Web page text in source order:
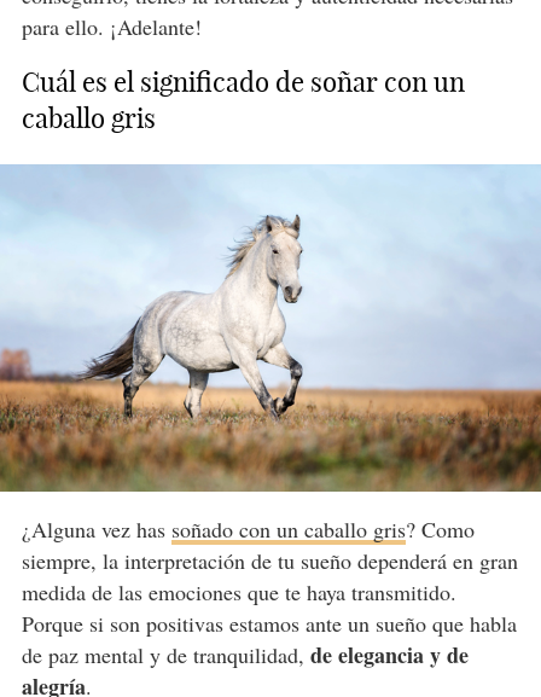
para ello. ¡Adelante!
Cuál es el significado de soñar con un
caballo gris
¿Alguna vez has soñado con un caballo gris? Como
siempre, la interpretación de tu sueño dependerá en gran
medida de las emociones que te haya transmitido.
Porque si son positivas estamos ante un sueño que habla
de paz mental y de tranquilidad, de elegancia y de
alegría.